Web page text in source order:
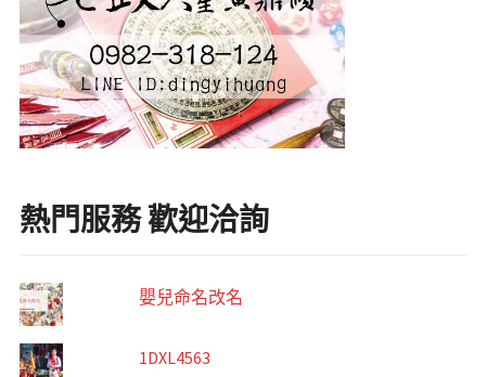
熱門服務 歡迎洽詢
嬰兒命名改名
1DXL4563